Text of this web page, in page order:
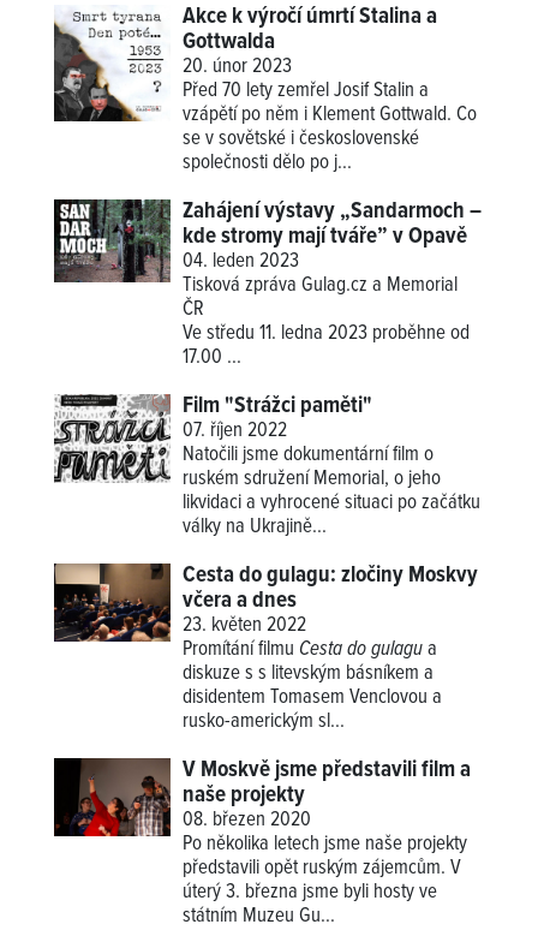
Akce k výročí úmrtí Stalina a
Gottwalda
20. únor 2023
Před 70 lety zemřel Josif Stalin a
vzápětí po něm i Klement Gottwald. Co
se v sovětské i československé
společnosti dělo po j...
Zahájení výstavy „Sandarmoch –
kde stromy mají tváře” v Opavě
04. leden 2023
Tisková zpráva Gulag.cz a Memorial
ČR
Ve středu 11. ledna 2023 proběhne od
17.00 ...
Film "Strážci paměti"
07. říjen 2022
Natočili jsme dokumentární film o
ruském sdružení Memorial, o jeho
likvidaci a vyhrocené situaci po začátku
války na Ukrajině...
Cesta do gulagu: zločiny Moskvy
včera a dnes
23. květen 2022
Promítání filmu Cesta do gulagua
diskuze s s litevským básníkem a
disidentem Tomasem Venclovou a
rusko-americkým sl...
V Moskvě jsme představili film a
naše projekty
08. březen 2020
Po několika letech jsme naše projekty
představili opět ruským zájemcům. V
úterý 3. března jsme byli hosty ve
státním Muzeu Gu...